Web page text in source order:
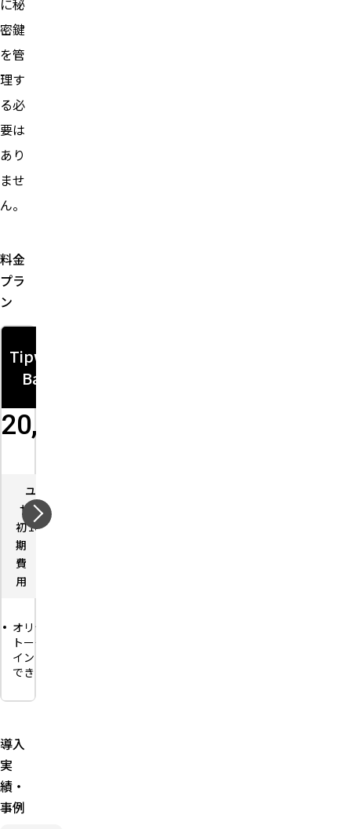
に秘
密鍵
を管
理す
る必
要は
あり
ませ
ん。
料金
プラ
ン
Tipwave
Basic
20,000
ユー
ザー数
初
期
費
用
100,000
オリジナルの
トークンやポ
イントを発行
できます。
導入
実
績・
事例